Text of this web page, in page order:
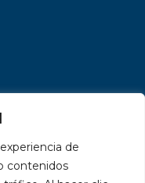
de
contenidos